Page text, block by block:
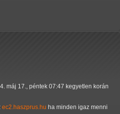
máj 17., péntek 07:47 kegyetlen korán
ec2.haszprus.hu ha minden igaz menni